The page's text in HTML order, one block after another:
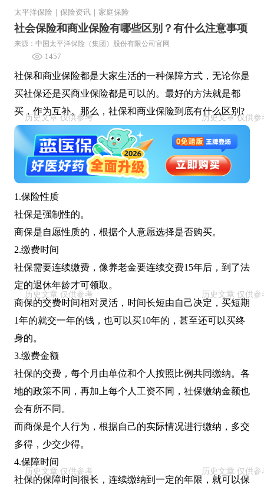
太平洋保险 保险资讯 家庭保险
社会保险和商业保险有哪些区别？有什么注意事项
来源：中国太平洋保险（集团）股份有限公司官网
1457
社保和商业保险都是大家生活的一种保障方式，无论你是
买社保还是买商业保险都是可以的。最好的方法就是都
买，作为互补。那么，社保和商业保险到底有什么区别?
1.保险性质
社保是强制性的。
商保是自愿性质的，根据个人意愿选择是否购买。
2.缴费时间
社保需要连续缴费，像养老金要连续交费15年后，到了法
定的退休年龄才可领取。
商保的交费时间相对灵活，时间长短由自己决定，买短期
1年的就交一年的钱，也可以买10年的，甚至还可以买终
身的。
3.缴费金额
社保的交费，每个月由单位和个人按照比例共同缴纳。各
地的政策不同，再加上每个人工资不同，社保缴纳金额也
会有所不同。
而商保是个人行为，根据自己的实际情况进行缴纳，多交
多得，少交少得。
4.保障时间
社保的保障时间很长，连续缴纳到一定的年限，就可以保